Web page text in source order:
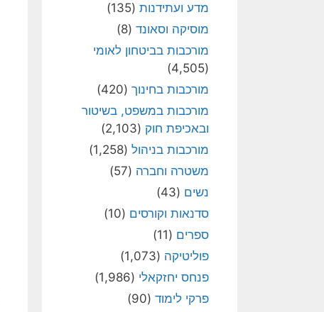
מדע ועתידנות (135)
מוסיקה וסאונד (8)
מורכבות בביטחון לאומי
(4,505)
מורכבות בחינוך (420)
מורכבות במשפט, בשיטור
ובאכיפת חוק (2,103)
מורכבות בניהול (1,258)
משטרה וחברה (57)
נשים (43)
סדנאות וקורסים (10)
ספרים (11)
פוליטיקה (1,073)
פנחס יחזקאלי (1,986)
פרקי לימוד (90)